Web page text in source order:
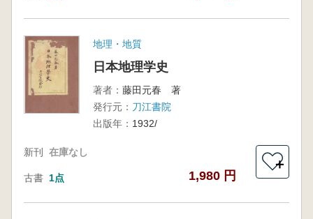
地理・地質
日本地理学史
著者： 藤田元春 著
発行元： 刀江書院
出版年： 1932/
新刊 在庫なし
古書 1点 1,980 円
＋